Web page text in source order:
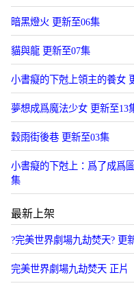
暗黑燈火 更新至06集
貓與龍 更新至07集
小書癡的下尅上領主的養女
夢想成爲魔法少女 更新至13
穀雨街後巷 更新至03集
小書癡的下尅上：爲了成爲
集
最新上架
?完美世界劇場九劫焚天? 更
​完美世界劇場九劫焚天​ 正片